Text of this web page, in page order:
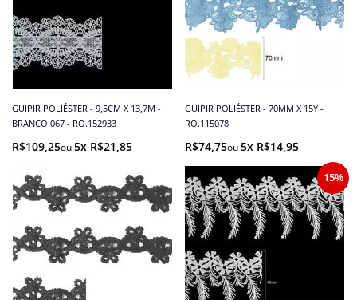
GUIPIR POLIÉSTER - 9,5CM X 13,7M -
BRANCO 067 - RO.152933
R$109,25 5x R$21,85
GUIPIR POLIÉSTER - 70MM X 15Y -
RO.115078
R$74,75 5x R$14,95
15%